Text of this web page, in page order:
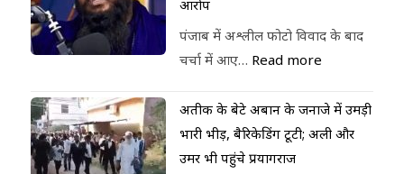
आरोप
पंजाब में अश्लील फोटो विवाद के बाद
चर्चा में आए… Read more
अतीक के बेटे अबान के जनाजे में उमड़ी
भारी भीड़, बैरिकेडिंग टूटी; अली और
उमर भी पहुंचे प्रयागराज